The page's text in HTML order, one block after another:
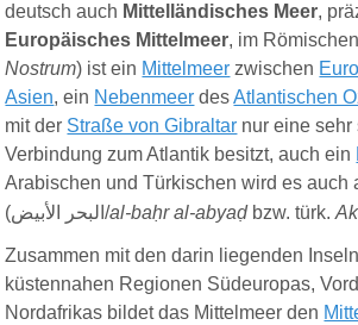
deutsch auch Mittelländisches Meer,
Europäisches Mittelmeer, im
Nostrum) ist ein Mittelmeer zwischen
Asien, ein Nebenmeer desAtlantischen
mit der Straße von Gibraltar nur eine sehr
Verbindung zum Atlantik besitzt, auch ein
Arabischen und Türkischen wird es auch
(البحر الأبيض/al-baḥr al-abyaḍ bzw. türk.
Zusammen mit den darin liegenden
küstennahen Regionen Südeuropas,
Nordafrikas bildet das Mittelmeer den